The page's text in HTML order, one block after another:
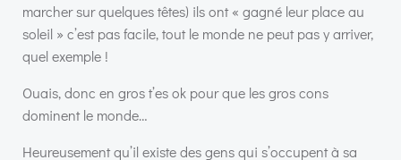
marcher sur quelques têtes) ils ont « gagné leur place au
soleil » c’est pas facile, tout le monde ne peut pas y arriver,
quel exemple !
Ouais, donc en gros t’es ok pour que les gros cons
dominent le monde…
Heureusement qu’il existe des gens qui s’occupent à sa